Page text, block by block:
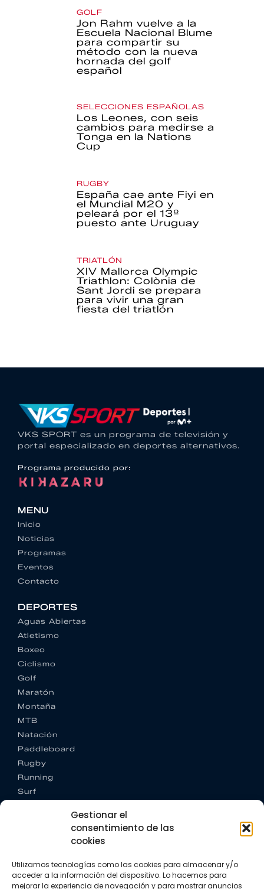
Gestionar el
consentimiento de las
cookies
Utilizamos tecnologías como las cookies para almacenar y/o
acceder a la información del dispositivo. Lo hacemos para
mejorar la experiencia de navegación y para mostrar anuncios
GOLF
Jon Rahm vuelve a la
Escuela Nacional Blume
para compartir su
método con la nueva
hornada del golf
español
SELECCIONES ESPAÑOLAS
Los Leones, con seis
cambios para medirse a
Tonga en la Nations
Cup
RUGBY
España cae ante Fiyi en
el Mundial M20 y
peleará por el 13º
puesto ante Uruguay
TRIATLÓN
XIV Mallorca Olympic
Triathlon: Colònia de
Sant Jordi se prepara
para vivir una gran
fiesta del triatlón
VKS SPORT es un programa de televisión y
portal especializado en deportes alternativos.
Programa producido por:
MENU
Inicio
Noticias
Programas
Eventos
Contacto
DEPORTES
Aguas Abiertas
Atletismo
Boxeo
Ciclismo
Golf
Maratón
Montaña
MTB
Natación
Paddleboard
Rugby
Running
Surf
CONTACTO
+34 662 342 177
info@vkssport.com